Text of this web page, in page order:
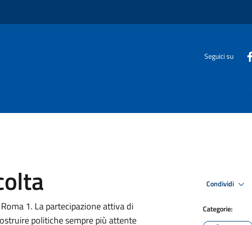
Seguici su
1. La partecipazione attiva di
politiche sempre più attente
Condividi
Categorie: